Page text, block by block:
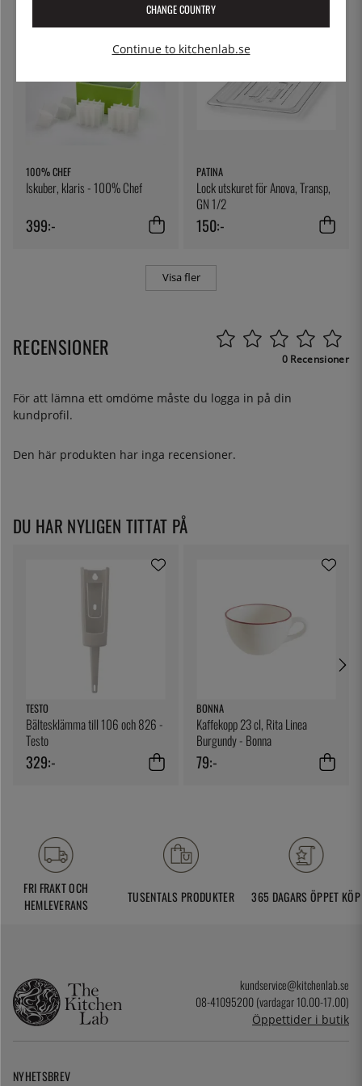
100% CHEF
Iskuber, klaris - 100% Chef
399:-
PATINA
Lock utskuret för Anova, Transp,
GN 1/2
150:-
Visa fler
RECENSIONER 0 Recensioner
För att lämna ett omdöme måste du logga in på din
kundprofil.
Den här produkten har inga recensioner.
DU HAR NYLIGEN TITTAT PÅ
TESTO
Bältesklämma till 106 och 826 -
Testo
329:-
BONNA
Kaffekopp 23 cl, Rita Linea
Burgundy - Bonna
79:-
FRI FRAKT OCH
HEMLEVERANS
TUSENTALS PRODUKTER 365 DAGARS ÖPPET KÖP
kundservice@kitchenlab.se
08-41095200 (vardagar 10.00-17.00)
Öppettider i butik
NYHETSBREV
CHANGE COUNTRY
Continue to kitchenlab.se